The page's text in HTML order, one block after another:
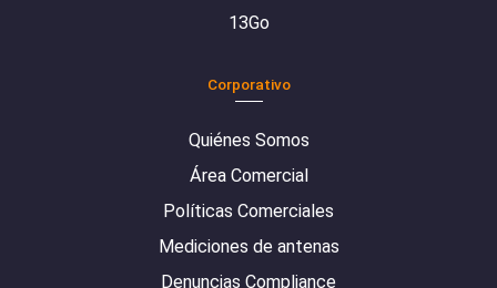
13Go
Corporativo
Quiénes Somos
Área Comercial
Políticas Comerciales
Mediciones de antenas
Denuncias Compliance